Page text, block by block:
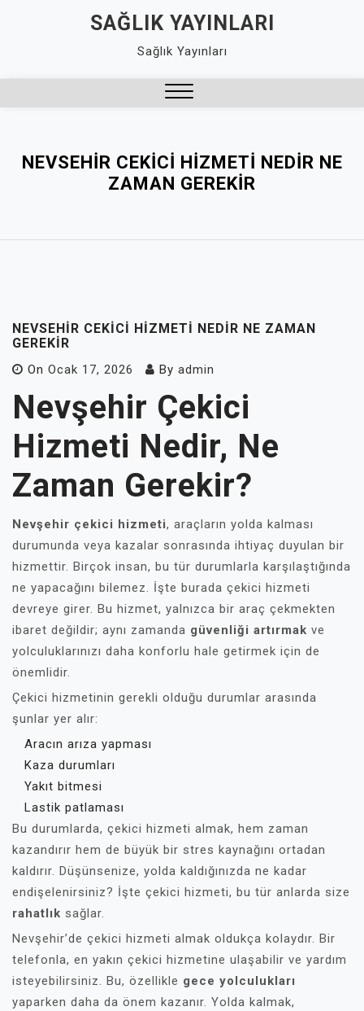
SAĞLIK YAYINLARI
Sağlık Yayınları
NEVSEHIR CEKICI HIZMETI NEDIR NE
ZAMAN GEREKIR
NEVSEHIR CEKICI HIZMETI NEDIR NE ZAMAN
GEREKIR
On Ocak 17, 2026 By admin
Nevşehir Çekici
Hizmeti Nedir, Ne
Zaman Gerekir?
Nevşehir çekici hizmeti, araçların yolda kalması
durumunda veya kazalar sonrasında ihtiyaç duyulan bir
hizmettir. Birçok insan, bu tür durumlarla karşılaştığında
ne yapacağını bilemez. İşte burada çekici hizmeti
devreye girer. Bu hizmet, yalnızca bir araç çekmekten
ibaret değildir; aynı zamanda güvenliği artırmak ve
yolculuklarınızı daha konforlu hale getirmek için de
önemlidir.
Çekici hizmetinin gerekli olduğu durumlar arasında
şunlar yer alır:
Aracın arıza yapması
Kaza durumları
Yakıt bitmesi
Lastik patlaması
Bu durumlarda, çekici hizmeti almak, hem zaman
kazandırır hem de büyük bir stres kaynağını ortadan
kaldırır. Düşünsenize, yolda kaldığınızda ne kadar
endişelenirsiniz? İşte çekici hizmeti, bu tür anlarda size
rahatlık sağlar.
Nevşehir’de çekici hizmeti almak oldukça kolaydır. Bir
telefonla, en yakın çekici hizmetine ulaşabilir ve yardım
isteyebilirsiniz. Bu, özellikle gece yolculukları
yaparken daha da önem kazanır. Yolda kalmak,